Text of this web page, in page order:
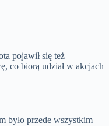
pojawił się też
co biorą udział w akcjach
było przede wszystkim